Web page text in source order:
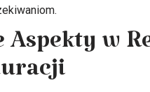
Aspekty w